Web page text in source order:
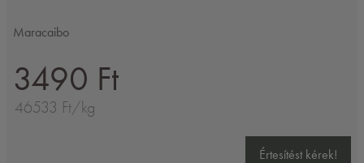
Maracaibo
3490 Ft
46533 Ft/kg
Értesítést kérek!